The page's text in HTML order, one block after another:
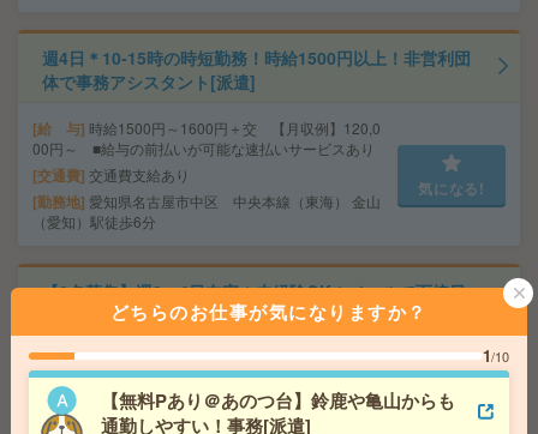
週4日＊10-15時の時短勤務！時給1500円以上！非営利団
体で事務アシスタント[派遣]
給 与 時給1500円～1600円＋交 【月収例】120,0
00円～ ■給与の前払いが可能な速払いサービスあり
交通費 交通費支給あり
勤務地 愛知県名古屋市中区 中央本線（東海） 金山
（愛知）駅徒歩6分
気になる!
【2名募集】週3～4日在宅＊未経験OK＊メールで面接日
程調整[派遣]
給 与 時給1500円＋交 【月収例】296,250円～ ■
給与の前払いが可能な速払いサービスあり
交通費 交通費支給あり
どちらのお仕事が気になりますか？
1/10
【無料Pあり＠あのつ台】鈴鹿や亀山からも
通勤しやすい！事務[派遣]